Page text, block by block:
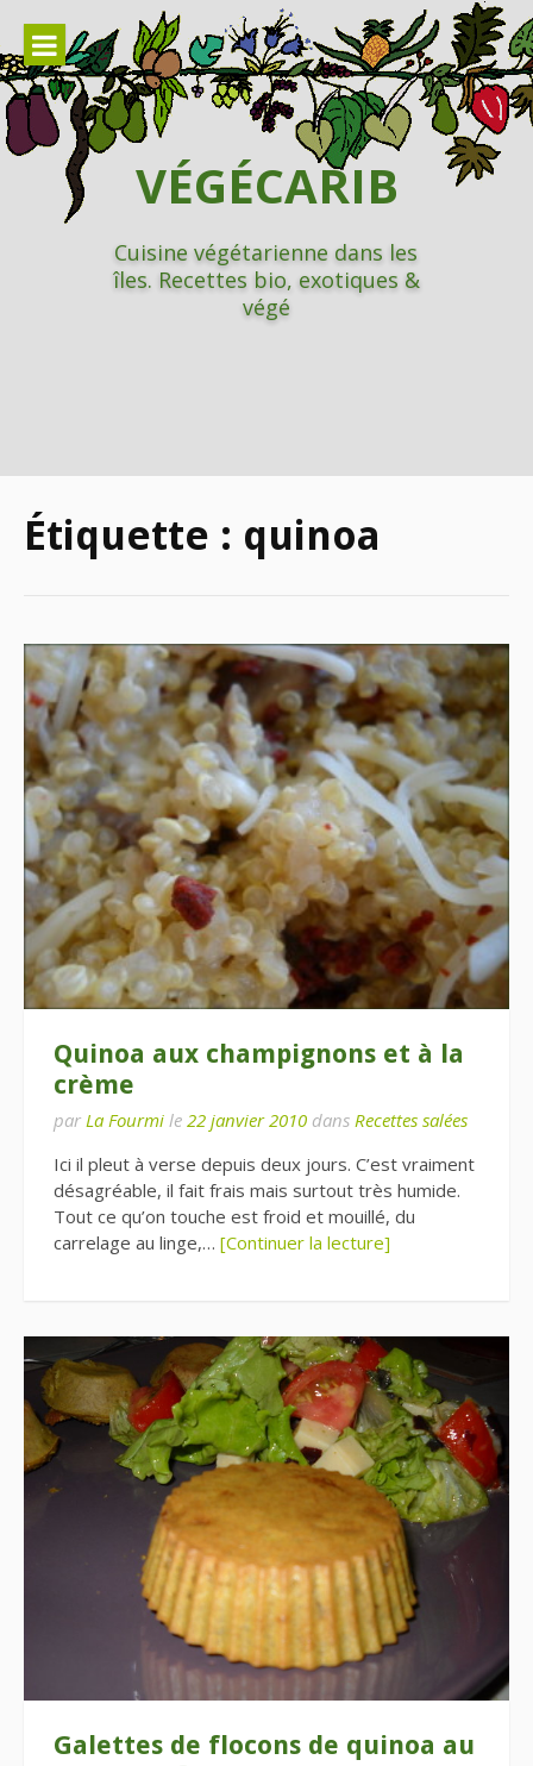
contenu
VÉGÉCARIB
Cuisine végétarienne dans les
îles. Recettes bio, exotiques &
végé
Étiquette : quinoa
Quinoa aux champignons et à la
crème
par La Fourmi le 22 janvier 2010 dans Recettes salées
Ici il pleut à verse depuis deux jours. C’est vraiment
désagréable, il fait frais mais surtout très humide.
Tout ce qu’on touche est froid et mouillé, du
carrelage au linge,… [Continuer la lecture]
Galettes de flocons de quinoa au